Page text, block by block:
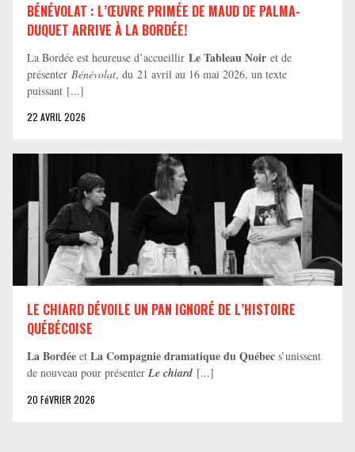
BÉNÉVOLAT : L’ŒUVRE PRIMÉE DE MAUD DE PALMA-
DUQUET ARRIVE À LA BORDÉE!
La Bordée est heureuse d’accueillir Le Tableau Noir et de
présenter Bénévolat, du 21 avril au 16 mai 2026, un texte
puissant [...]
22 AVRIL 2026
LE CHIARD DÉVOILE UN PAN IGNORÉ DE L’HISTOIRE
QUÉBÉCOISE
La Bordée et La Compagnie dramatique du Québec s’unissent
de nouveau pour présenter Le chiard [...]
20 FéVRIER 2026